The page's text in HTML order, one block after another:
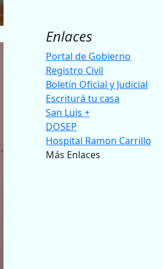
Enlaces
Portal de Gobierno
Registro Civil
Boletín Oficial y Judicial
Escriturá tu casa
San Luis +
DOSEP
Hospital Ramon Carrillo
Más Enlaces